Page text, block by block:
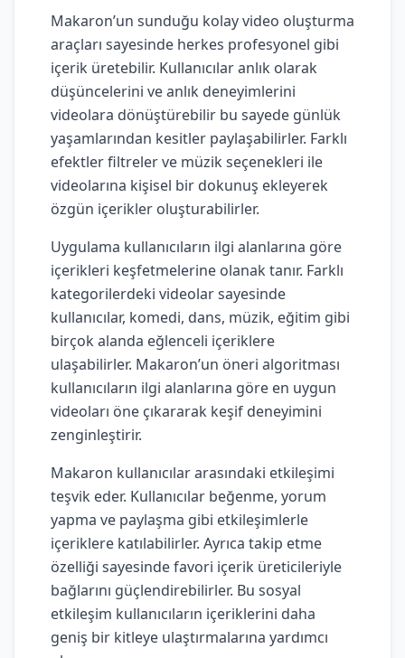
Makaron’un sunduğu kolay video oluşturma
araçları sayesinde herkes profesyonel gibi
içerik üretebilir. Kullanıcılar anlık olarak
düşüncelerini ve anlık deneyimlerini
videolara dönüştürebilir bu sayede günlük
yaşamlarından kesitler paylaşabilirler. Farklı
efektler filtreler ve müzik seçenekleri ile
videolarına kişisel bir dokunuş ekleyerek
özgün içerikler oluşturabilirler.
Uygulama kullanıcıların ilgi alanlarına göre
içerikleri keşfetmelerine olanak tanır. Farklı
kategorilerdeki videolar sayesinde
kullanıcılar, komedi, dans, müzik, eğitim gibi
birçok alanda eğlenceli içeriklere
ulaşabilirler. Makaron’un öneri algoritması
kullanıcıların ilgi alanlarına göre en uygun
videoları öne çıkararak keşif deneyimini
zenginleştirir.
Makaron kullanıcılar arasındaki etkileşimi
teşvik eder. Kullanıcılar beğenme, yorum
yapma ve paylaşma gibi etkileşimlerle
içeriklere katılabilirler. Ayrıca takip etme
özelliği sayesinde favori içerik üreticileriyle
bağlarını güçlendirebilirler. Bu sosyal
etkileşim kullanıcıların içeriklerini daha
geniş bir kitleye ulaştırmalarına yardımcı